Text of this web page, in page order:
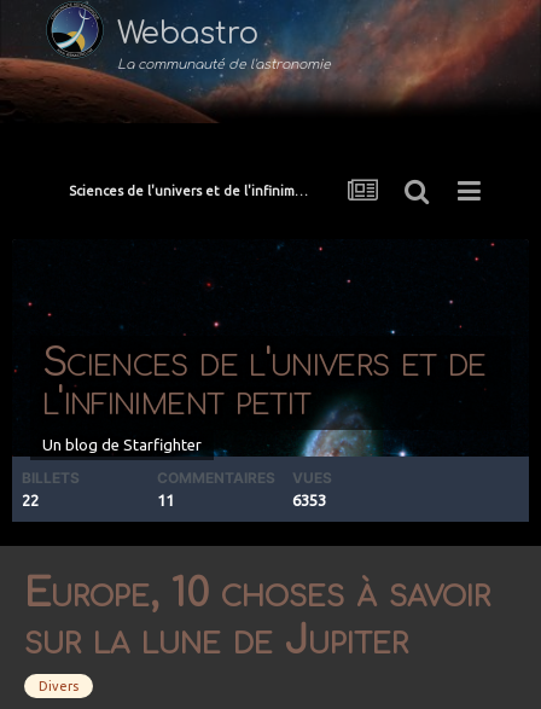
Webastro
La communauté de l'astronomie
Sciences de l'univers et de l'infiniment petit
Sciences de l'univers et de
l'infiniment petit
Un blog de Starfighter
BILLETS
22
COMMENTAIRES
11
VUES
6353
Europe, 10 choses à savoir
sur la lune de Jupiter
Divers